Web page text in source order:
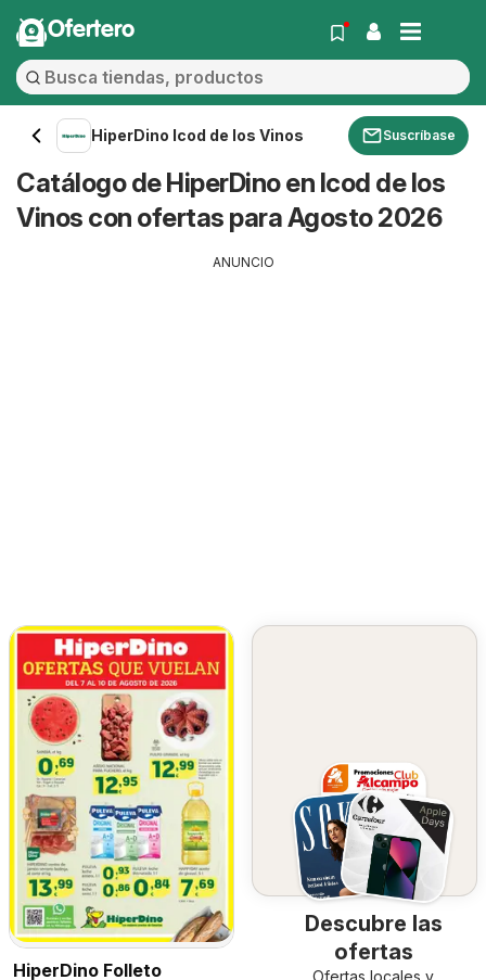
Ofertero
HiperDino Icod de los Vinos Suscríbase
Catálogo de HiperDino en Icod de los
Vinos con ofertas para Agosto 2026
ANUNCIO
HiperDino Folleto
Descubre las
ofertas